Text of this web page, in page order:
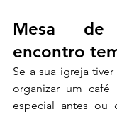
Mesa
encontro
Se a sua igreja
organizar um
especial antes